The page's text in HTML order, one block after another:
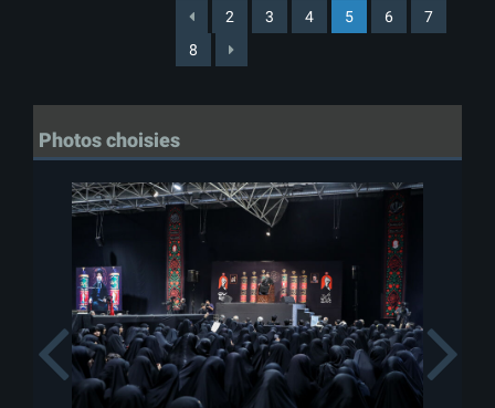
2 3 4 5 6
7
8
Photos choisies
Previous